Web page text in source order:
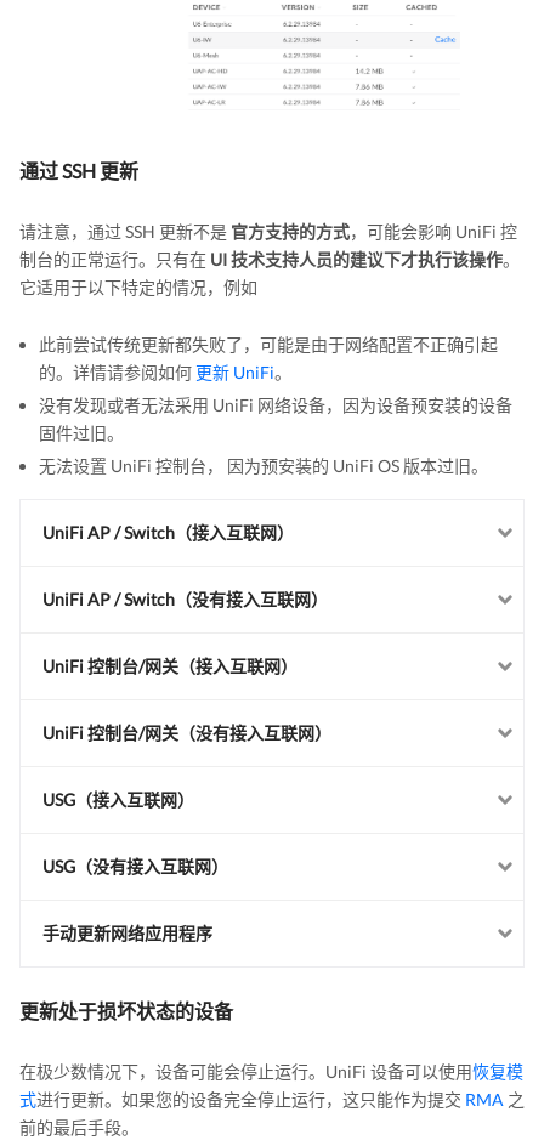
通过 SSH 更新
请注意，通过 SSH 更新不是 官方支持的方式，可能会影响 UniFi 控
制台的正常运行。只有在 UI 技术支持人员的建议下才执行该操作。
它适用于以下特定的情况，例如
此前尝试传统更新都失败了，可能是由于网络配置不正确引起
的。详情请参阅如何 更新 UniFi。
没有发现或者无法采用 UniFi 网络设备，因为设备预安装的设备
固件过旧。
无法设置 UniFi 控制台， 因为预安装的 UniFi OS 版本过旧。
UniFi AP / Switch（接入互联网）
UniFi AP / Switch（没有接入互联网）
UniFi 控制台/网关（接入互联网）
UniFi 控制台/网关（没有接入互联网）
USG（接入互联网）
USG（没有接入互联网）
手动更新网络应用程序
更新处于损坏状态的设备
在极少数情况下，设备可能会停止运行。UniFi 设备可以使用恢复模
式进行更新。如果您的设备完全停止运行，这只能作为提交 RMA 之
前的最后手段。